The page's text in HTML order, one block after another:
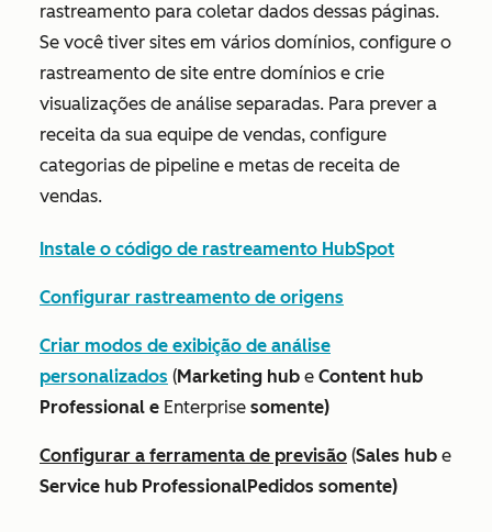
rastreamento para coletar dados dessas páginas.
Se você tiver sites em vários domínios, configure o
rastreamento de site entre domínios e crie
visualizações de análise separadas. Para prever a
receita da sua equipe de vendas, configure
categorias de pipeline e metas de receita de
vendas.
Instale o código de rastreamento HubSpot
Configurar rastreamento de origens
Criar modos de exibição de análise
personalizados (Marketing hub e Content hub
Professional e Enterprise somente)
Configurar a ferramenta de previsão (Sales hub e
Service hub ProfessionalPedidos somente)